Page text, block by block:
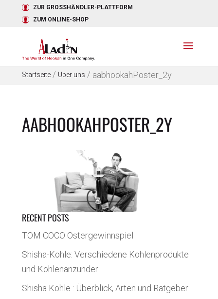
ZUR GROSSHÄNDLER-PLATTFORM
ZUM ONLINE-SHOP
Startseite/ Über uns / aabhookahPoster_2y
AABHOOKAHPOSTER_2Y
RECENT POSTS
TOM COCO Ostergewinnspiel
Shisha-Kohle: Verschiedene Kohlenprodukte
und Kohlenanzünder
Shisha Kohle : Überblick, Arten und Ratgeber